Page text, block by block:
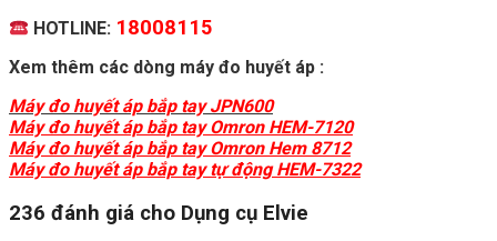
HOTLINE: 18008115
Xem thêm các dòng máy đo huyết áp :
Máy đo huyết áp bắp tay JPN600
Máy đo huyết áp bắp tay Omron HEM-7120
Máy đo huyết áp bắp tay Omron Hem 8712
Máy đo huyết áp bắp tay tự động HEM-7322
236 đánh giá cho Dụng cụ Elvie